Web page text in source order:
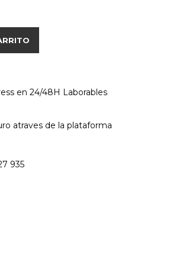
en 24/48H Laborables
atraves de la plataforma
935